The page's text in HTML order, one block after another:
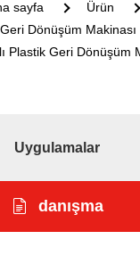
YE I ürünlerini ara
sayfa
Ürün
Dönüşüm Makinası
Plastik Geri Dönüşüm
Uygulamalar
danışma